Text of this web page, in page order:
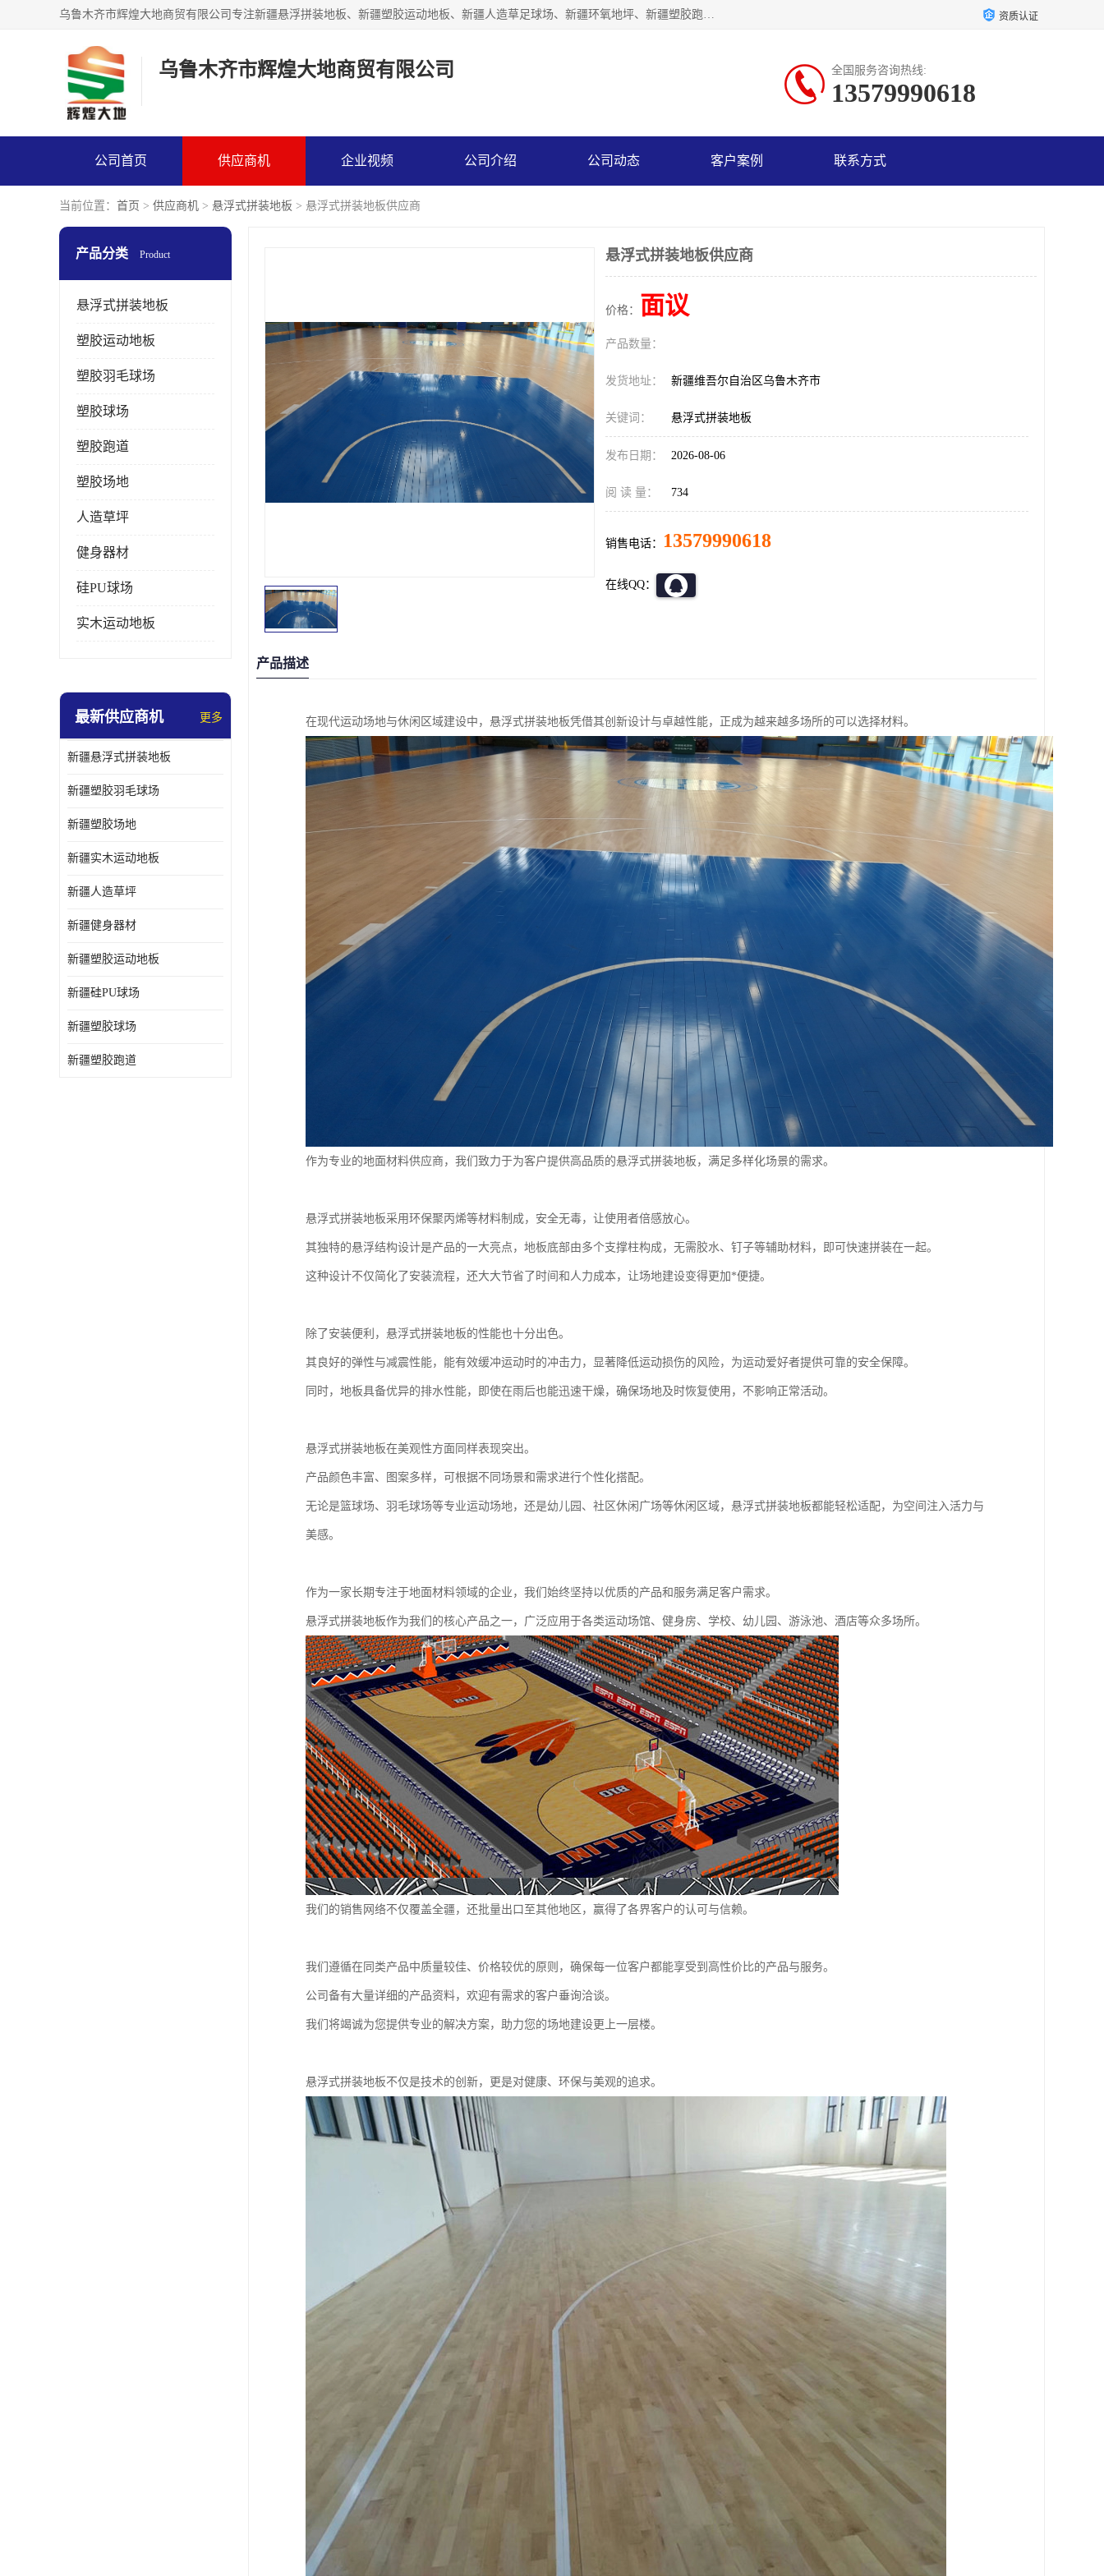
乌鲁木齐市辉煌大地商贸有限公司专注新疆悬浮拼装地板、新疆塑胶运动地板、新疆人造草足球场、新疆环氧地坪、新疆塑胶跑道、新疆舞蹈地板的地面材料供应商。质量优，价格佳，欢迎咨询。 资质认证
乌鲁木齐市辉煌大地商贸有限公司 全国服务咨询热线:
13579990618
公司首页 供应商机 企业视频 公司介绍 公司动态 客户案例 联系方式
当前位置： 首页 > 供应商机 > 悬浮式拼装地板 > 悬浮式拼装地板供应商
产品分类 Product
悬浮式拼装地板
塑胶运动地板
塑胶羽毛球场
塑胶球场
塑胶跑道
塑胶场地
人造草坪
健身器材
硅PU球场
实木运动地板
最新供应商机 更多
新疆悬浮式拼装地板
新疆塑胶羽毛球场
新疆塑胶场地
新疆实木运动地板
新疆人造草坪
新疆健身器材
新疆塑胶运动地板
新疆硅PU球场
新疆塑胶球场
新疆塑胶跑道
悬浮式拼装地板供应商
价格： 面议
产品数量：
发货地址： 新疆维吾尔自治区乌鲁木齐市
关键词： 悬浮式拼装地板
发布日期： 2026-08-06
阅 读 量： 734
销售电话： 13579990618
在线QQ：
产品描述
在现代运动场地与休闲区域建设中，悬浮式拼装地板凭借其创新设计与卓越性能，正成为越来越多场所的可以选择材料。
作为专业的地面材料供应商，我们致力于为客户提供高品质的悬浮式拼装地板，满足多样化场景的需求。
悬浮式拼装地板采用环保聚丙烯等材料制成，安全无毒，让使用者倍感放心。
其独特的悬浮结构设计是产品的一大亮点，地板底部由多个支撑柱构成，无需胶水、钉子等辅助材料，即可快速拼装在一起。
这种设计不仅简化了安装流程，还大大节省了时间和人力成本，让场地建设变得更加*便捷。
除了安装便利，悬浮式拼装地板的性能也十分出色。
其良好的弹性与减震性能，能有效缓冲运动时的冲击力，显著降低运动损伤的风险，为运动爱好者提供可靠的安全保障。
同时，地板具备优异的排水性能，即使在雨后也能迅速干燥，确保场地及时恢复使用，不影响正常活动。
悬浮式拼装地板在美观性方面同样表现突出。
产品颜色丰富、图案多样，可根据不同场景和需求进行个性化搭配。
无论是篮球场、羽毛球场等专业运动场地，还是幼儿园、社区休闲广场等休闲区域，悬浮式拼装地板都能轻松适配，为空间注入活力与
美感。
作为一家长期专注于地面材料领域的企业，我们始终坚持以优质的产品和服务满足客户需求。
悬浮式拼装地板作为我们的核心产品之一，广泛应用于各类运动场馆、健身房、学校、幼儿园、游泳池、酒店等众多场所。
我们的销售网络不仅覆盖全疆，还批量出口至其他地区，赢得了各界客户的认可与信赖。
我们遵循在同类产品中质量较佳、价格较优的原则，确保每一位客户都能享受到高性价比的产品与服务。
公司备有大量详细的产品资料，欢迎有需求的客户垂询洽谈。
我们将竭诚为您提供专业的解决方案，助力您的场地建设更上一层楼。
悬浮式拼装地板不仅是技术的创新，更是对健康、环保与美观的追求。